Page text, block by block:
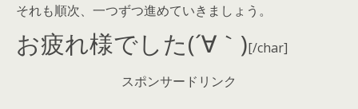
それも順次、一つずつ進めていきましょう。
お疲れ様でした(´∀｀)[/char]
スポンサードリンク